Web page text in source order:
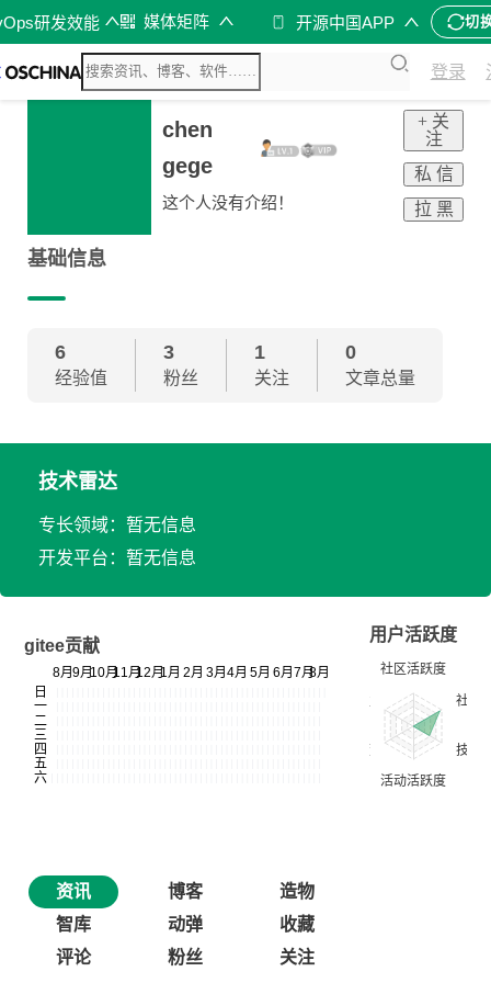
研发效能 媒体矩阵 开源中国APP 切
登录
chen
gege
这个人没有介绍！
+ 关
注
私 信
拉 黑
基础信息
6
经验值
3
粉丝
1
关注
0
文章总量
技术雷达
专长领域：暂无信息
开发平台：暂无信息
gitee贡献
用户活跃度
资讯 博客
造物
智库
动弹
收藏
评论
粉丝 关注